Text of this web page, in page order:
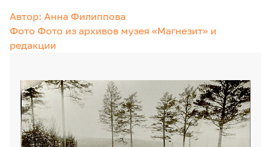
Автор: Анна Филиппова
Фото Фото из архивов музея «Магнезит» и
редакции